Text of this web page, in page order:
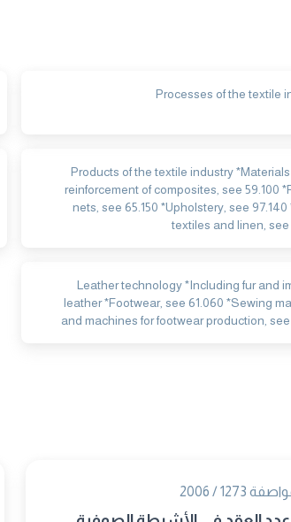
Processes of the textile
Products of the textile industry
reinforcement of composites, see 59.100
nets, see 65.150 *Upholstery, see 97.140
textiles and linen, see
Leather technology *Including fur and
leather *Footwear, see 61.060 *Sewing
and machines for footwear production, see
1273 / 2006